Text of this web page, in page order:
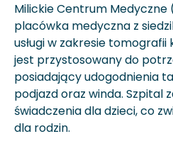
Milickie Centrum Medyczne
placówka medyczna z
usługi w zakresie
jest przystosowany do
posiadający udogodnienia
podjazd oraz winda. Szpital
świadczenia dla dzieci, co
dla rodzin.